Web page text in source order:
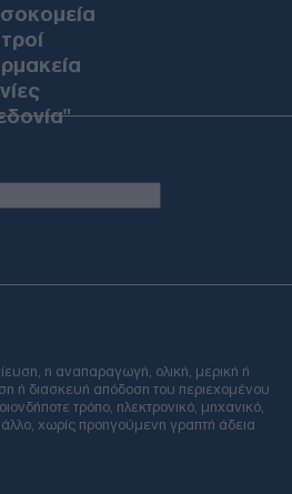
η αναπαραγωγή, ολική, μερική ή
ή διασκευή απόδοση του περιεχομένου
τρόπο, ηλεκτρονικό, μηχανικό,
χωρίς προηγούμενη γραπτή άδεια